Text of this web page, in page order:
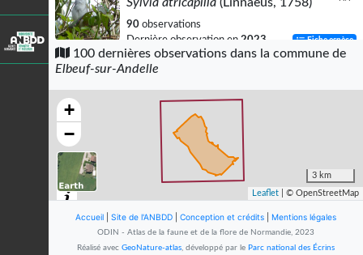
90 observations
Dernière observation en 2023 Fiche espèce
Troglodyte mignon
Troglodytes troglodytes(Linnaeus,
observations
Dernière observation en
Rousserolle effarvatte
Acrocephalus scirpaceus(Hermann,
1804)
observations
Fiche espèce
100 dernières observations dans la commune de
Elbeuf-sur-Andelle
+
−
3 km
Leaflet | © OpenStreetMap
Accueil Site de l'ANBDD Conception et crédits Mentions légales
ODIN - Atlas de la faune et de la flore de Normandie, 2023
Réalisé avec GeoNature-atlas, développé par le Parc national des Écrins